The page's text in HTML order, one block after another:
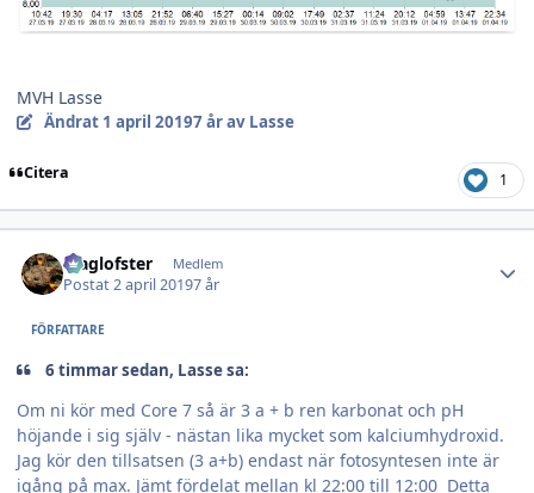
MVH Lasse
Ändrat 1 april 20197 årav Lasse
Citera 1
Maglofster Medlem
Postat2 april 20197 år
FÖRFATTARE
6 timmar sedan, Lasse sa:
Om ni kör med Core 7 så är 3 a + b ren karbonat och pH
höjande i sig själv - nästan lika mycket som kalciumhydroxid.
Jag kör den tillsatsen (3 a+b) endast när fotosyntesen inte är
igång på max. Jämt fördelat mellan kl 22:00 till 12:00 Detta